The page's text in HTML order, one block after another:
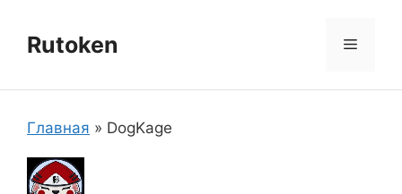
содержимому
Rutoken Меню
Главная » DogKage